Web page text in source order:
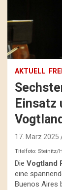
AKTUELL
17. März 2025
Titelfoto: Steinitz/
Die Vogtland
eine
Buenos Aires